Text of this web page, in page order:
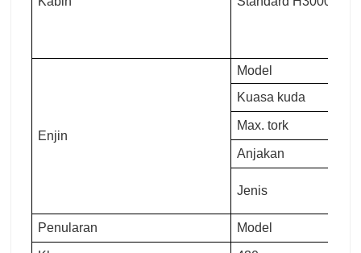
Enjin
Model
Kuasa kuda
Max. tork
Anjakan
Jenis
Penularan Model